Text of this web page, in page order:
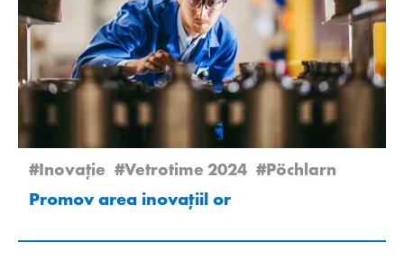
#Inovație #Vetrotime 2024 #Pöchlarn
Promov area inovaţiil or